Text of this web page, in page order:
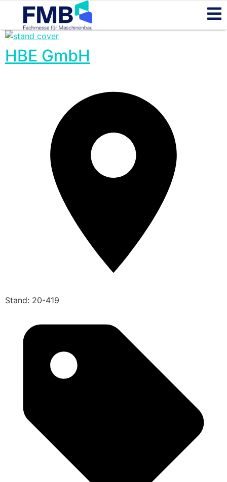
HBE GmbH
Stand: 20-419